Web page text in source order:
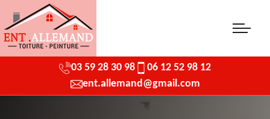
03 59 28 30 98
06 12 52 98 12
ent.allemand@gmail.com